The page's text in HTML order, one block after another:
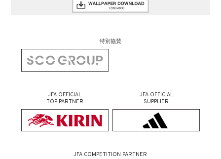
特別協賛
JFA OFFICIAL
TOP PARTNER
JFA OFFICIAL
SUPPLIER
JFA COMPETITION PARTNER